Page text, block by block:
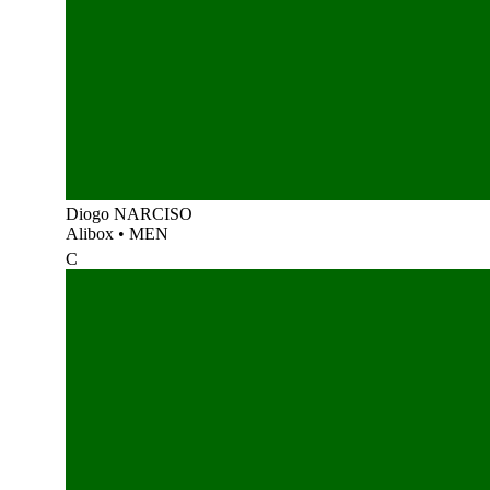
Diogo NARCISO
Alibox • MEN
C